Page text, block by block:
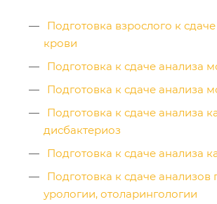
Подготовка взрослого к
крови
Подготовка к сдаче анализа
Подготовка к сдаче анализа
Подготовка к сдаче анализа
дисбактериоз
Подготовка к сдаче анализа
Подготовка к сдаче анализов
урологии, отоларингологии